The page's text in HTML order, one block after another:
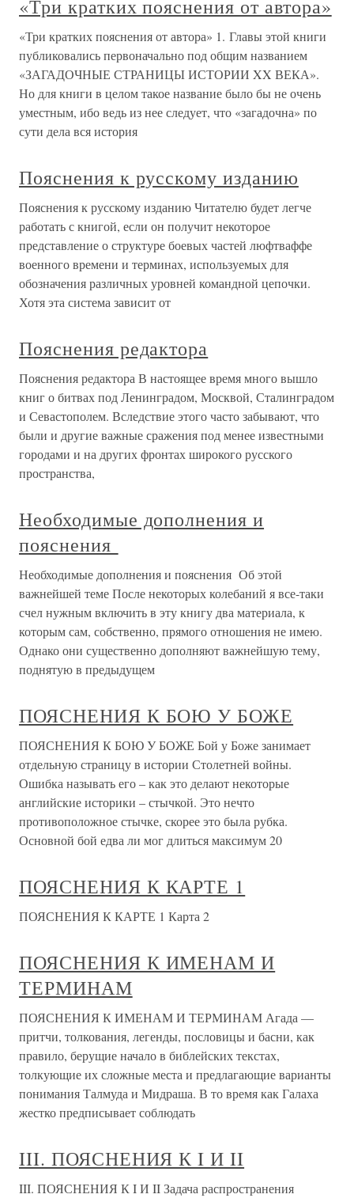
«Три кратких пояснения от автора»
«Три кратких пояснения от автора» 1. Главы этой книги
публиковались первоначально под общим названием
«ЗАГАДОЧНЫЕ СТРАНИЦЫ ИСТОРИИ XX ВЕКА».
Но для книги в целом такое название было бы не очень
уместным, ибо ведь из нее следует, что «загадочна» по
сути дела вся история
Пояснения к русскому изданию
Пояснения к русскому изданию Читателю будет легче
работать с книгой, если он получит некоторое
представление о структуре боевых частей люфтваффе
военного времени и терминах, используемых для
обозначения различных уровней командной цепочки.
Хотя эта система зависит от
Пояснения редактора
Пояснения редактора В настоящее время много вышло
книг о битвах под Ленинградом, Москвой, Сталинградом
и Севастополем. Вследствие этого часто забывают, что
были и другие важные сражения под менее известными
городами и на других фронтах широкого русского
пространства,
Необходимые дополнения и
пояснения
Необходимые дополнения и пояснения Об этой
важнейшей теме После некоторых колебаний я все-таки
счел нужным включить в эту книгу два материала, к
которым сам, собственно, прямого отношения не имею.
Однако они существенно дополняют важнейшую тему,
поднятую в предыдущем
ПОЯСНЕНИЯ К БОЮ У БОЖЕ
ПОЯСНЕНИЯ К БОЮ У БОЖЕ Бой у Боже занимает
отдельную страницу в истории Столетней войны.
Ошибка называть его – как это делают некоторые
английские историки – стычкой. Это нечто
противоположное стычке, скорее это была рубка.
Основной бой едва ли мог длиться максимум 20
ПОЯСНЕНИЯ К КАРТЕ 1
ПОЯСНЕНИЯ К КАРТЕ 1 Карта 2
ПОЯСНЕНИЯ К ИМЕНАМ И
ТЕРМИНАМ
ПОЯСНЕНИЯ К ИМЕНАМ И ТЕРМИНАМ Агада —
притчи, толкования, легенды, пословицы и басни, как
правило, берущие начало в библейских текстах,
толкующие их сложные места и предлагающие варианты
понимания Талмуда и Мидраша. В то время как Галаха
жестко предписывает соблюдать
III. ПОЯСНЕНИЯ К I И II
III. ПОЯСНЕНИЯ К I И II Задача распространения